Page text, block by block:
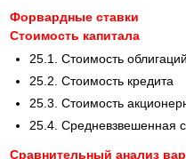
Форвардные ставки
Стоимость капитала
25.1. Стоимость
25.2. Стоимость кредита
25.3. Стоимость
25.4. Средневзвешенная
Сравнительный анализ